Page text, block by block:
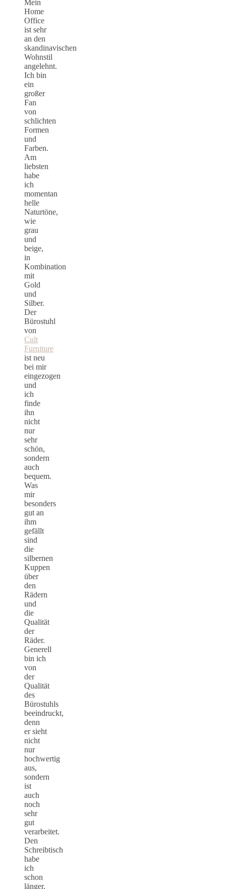
Mein
Home
Office
ist sehr
an den
skandinavischen
Wohnstil
angelehnt.
Ich bin
ein
großer
Fan
von
schlichten
Formen
und
Farben.
Am
liebsten
habe
ich
momentan
helle
Naturtöne,
wie
grau
und
beige,
in
Kombination
mit
Gold
und
Silber.
Der
Bürostuhl
von
Cult
Furniture
ist neu
bei mir
eingezogen
und
ich
finde
ihn
nicht
nur
sehr
schön,
sondern
auch
bequem.
Was
mir
besonders
gut an
ihm
gefällt
sind
die
silbernen
Kuppen
über
den
Rädern
und
die
Qualität
der
Räder.
Generell
bin ich
von
der
Qualität
des
Bürostuhls
beeindruckt,
denn
er sieht
nicht
nur
hochwertig
aus,
sondern
ist
auch
noch
sehr
gut
verarbeitet.
Den
Schreibtisch
habe
ich
schon
länger,